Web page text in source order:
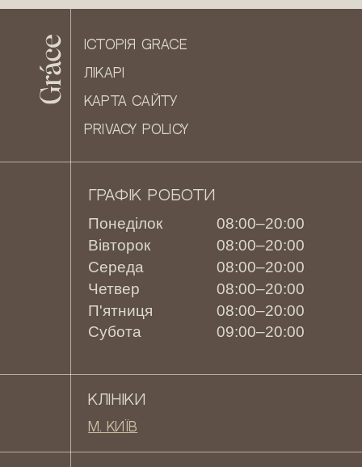
ІСТОРІЯ GRACE
ЛІКАРІ
КАРТА САЙТУ
PRIVACY POLICY
ГРАФІК РОБОТИ
Понеділок
08:00–20:00
Вівторок
08:00–20:00
Середа
08:00–20:00
Четвер
08:00–20:00
П'ятниця
08:00–20:00
Субота
09:00–20:00
КЛІНІКИ
М. КИЇВ